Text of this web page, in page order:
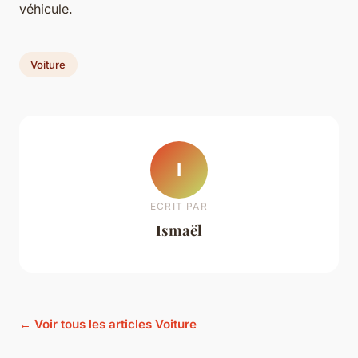
véhicule.
Voiture
I
ECRIT PAR
Ismaël
← Voir tous les articles Voiture